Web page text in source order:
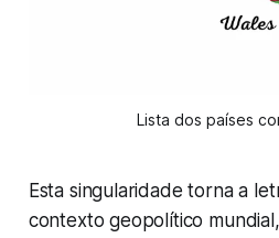
Lista dos países
Esta singularidade torna a
contexto geopolítico